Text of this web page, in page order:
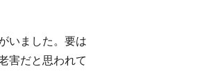
いました。要は
害だと思われて